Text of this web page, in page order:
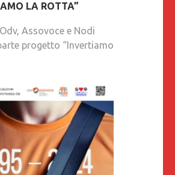
LA ROTTA”
Odv, Assovoce e Nodi
progetto “Invertiamo